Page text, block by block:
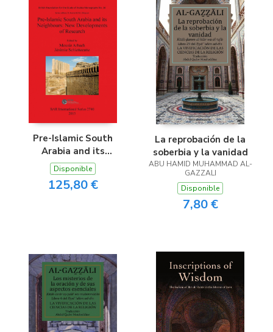
Pre-Islamic South
Arabia and its
Neighbours
Disponible
125,80 €
La reprobación de la
soberbia y la vanidad
ABU HAMID MUHAMMAD AL-
GAZZALI
Disponible
7,80 €